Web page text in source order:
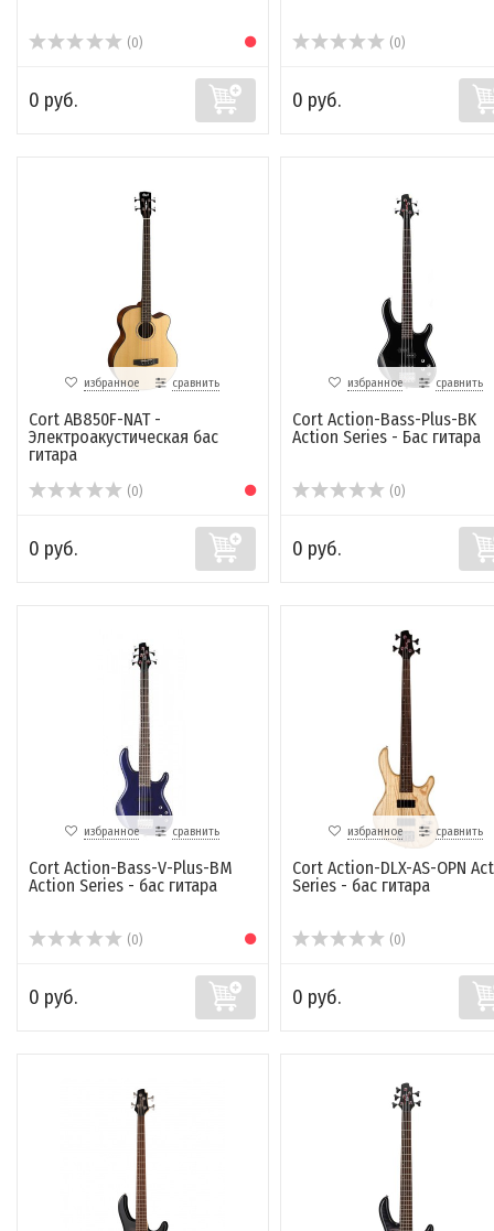
(0)
0 руб.
(0)
0 руб.
избранное сравнить
Cort AB850F-NAT -
Электроакустическая бас
гитара
(0)
0 руб.
избранное сравнить
Cort Action-Bass-Plus-BK
Action Series - Бас гитара
(0)
0 руб.
избранное сравнить
Cort Action-Bass-V-Plus-BM
Action Series - бас гитара
(0)
0 руб.
избранное сравнить
Cort Action-DLX-AS-OPN
Series - бас гитара
(0)
0 руб.